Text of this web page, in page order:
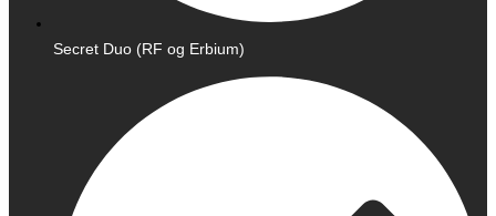
Secret Duo (RF og Erbium)